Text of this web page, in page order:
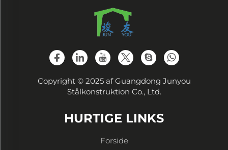
Copyright © 2025 af Guangdong Junyou
Stålkonstruktion Co., Ltd.
HURTIGE LINKS
Forside